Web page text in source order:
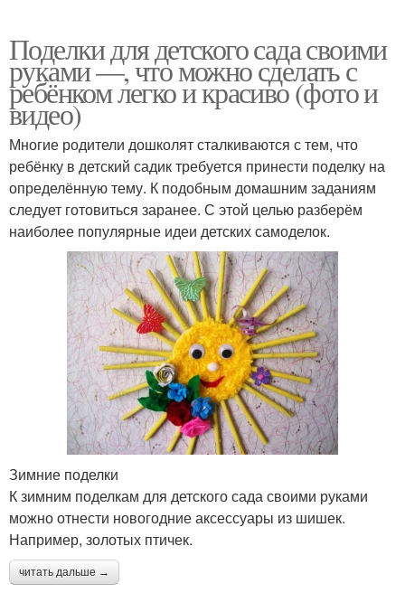
Поделки для детского сада своими
руками —, что можно сделать с
ребёнком легко и красиво (фото и
видео)
Многие родители дошколят сталкиваются с тем, что
ребёнку в детский садик требуется принести поделку на
определённую тему. К подобным домашним заданиям
следует готовиться заранее. С этой целью разберём
наиболее популярные идеи детских самоделок.
Зимние поделки
К зимним поделкам для детского сада своими руками
можно отнести новогодние аксессуары из шишек.
Например, золотых птичек.
читать дальше →